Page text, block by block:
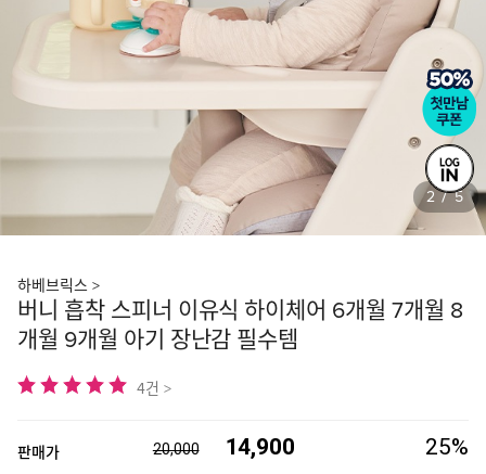
2/5
하베브릭스 >
버니 흡착 스피너 이유식 하이체어 6개월 7개월 8
개월 9개월 아기 장난감 필수템
4건 >
판매가 20,000 14,900 25%